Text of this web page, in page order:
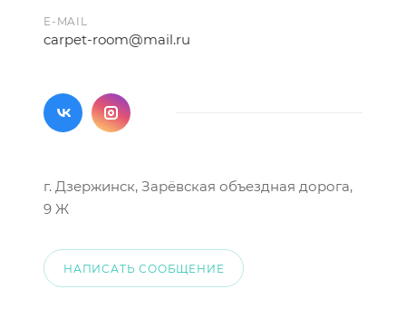
E-MAIL
carpet-room@mail.ru
г. Дзержинск, Зарёвская объездная дорога,
9 Ж
НАПИСАТЬ СООБЩЕНИЕ